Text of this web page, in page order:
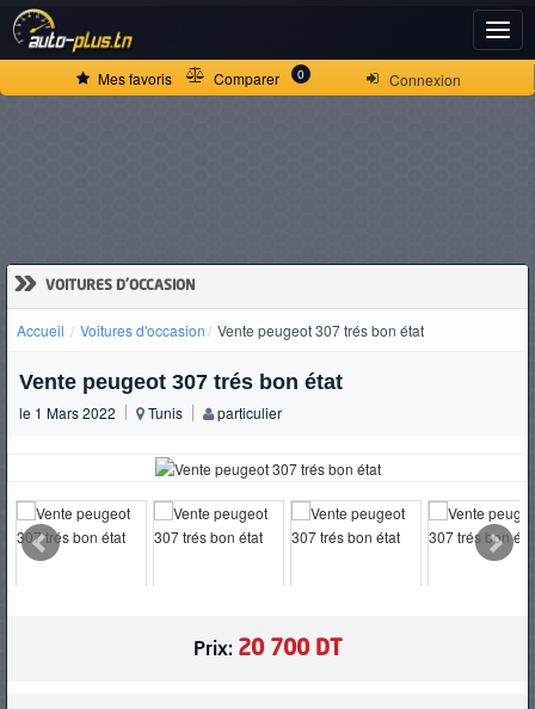
Connexion
Mes favoris Comparer 0
» VOITURES D'OCCASION
Accueil Voitures d'occasion Vente peugeot 307 trés bon état
Vente peugeot 307 trés bon état
le 1 Mars 2022 Tunis particulier
Prix: 20 700 DT
ACCUEIL
D'OCCASION